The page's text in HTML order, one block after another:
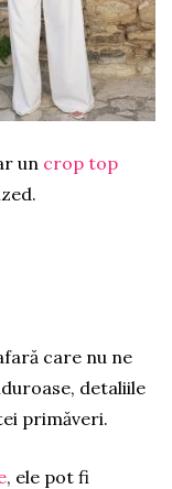
un crop top
care nu ne
detaliile
primăveri.
, ele pot fi